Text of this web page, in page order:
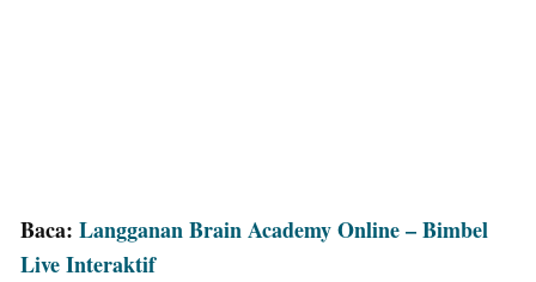
Baca: Langganan Brain Academy Online – Bimbel
Live Interaktif